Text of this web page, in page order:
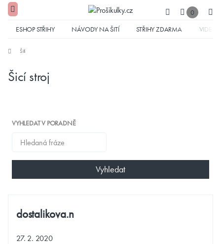
0
ESHOP STŘIHY NÁVODY NA ŠITÍ STŘIHY ZDARMA VIDEA
Šití
Šicí stroj
VYHLEDAT V PORADNĚ
Vyhledat
dostalikova.n
27. 2. 2020